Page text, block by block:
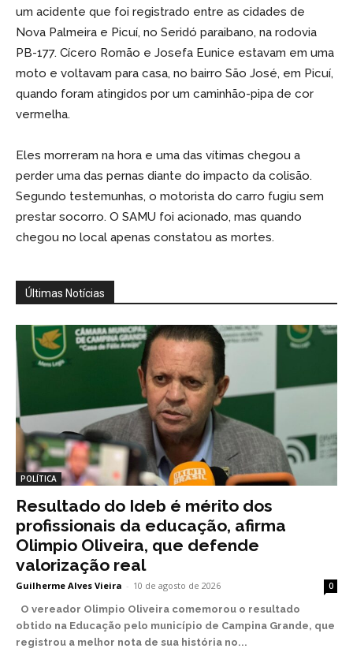
um acidente que foi registrado entre as cidades de
Nova Palmeira e Picuí, no Seridó paraibano, na rodovia
PB-177. Cícero Romão e Josefa Eunice estavam em uma
moto e voltavam para casa, no bairro São José, em Picuí,
quando foram atingidos por um caminhão-pipa de cor
vermelha.
Eles morreram na hora e uma das vítimas chegou a
perder uma das pernas diante do impacto da colisão.
Segundo testemunhas, o motorista do carro fugiu sem
prestar socorro. O SAMU foi acionado, mas quando
chegou no local apenas constatou as mortes.
Últimas Notícias
POLÍTICA
Resultado do Ideb é mérito dos
profissionais da educação, afirma
Olimpio Oliveira, que defende
valorização real
Guilherme Alves Vieira - 10 de agosto de 2026 0
O vereador Olimpio Oliveira comemorou o resultado
obtido na Educação pelo município de Campina Grande, que
registrou a melhor nota de sua história no...